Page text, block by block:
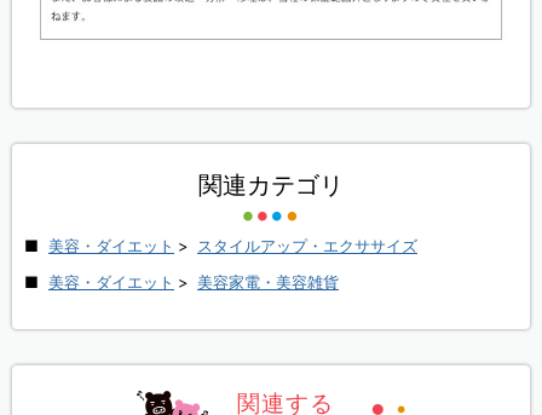
関連カテゴリ
美容・ダイエット >
スタイルアップ・エクササイズ
美容・ダイエット > 美容家電・美容雑貨
関連する